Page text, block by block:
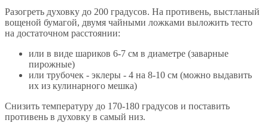
Разогреть духовку до 200 градусов. На противень, выстланый
вощеной бумагой, двумя чайными ложками выложить тесто
на достаточном расстоянии:
или в виде шариков 6-7 см в диаметре (заварные
пирожные)
или трубочек - эклеры - 4 на 8-10 см (можно выдавить
их из кулинарного мешка)
Снизить температуру до 170-180 градусов и поставить
противень в духовку в самый низ.